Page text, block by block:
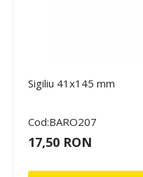
Sigiliu 41x145 mm
Cod:BARO207
17,50 RON